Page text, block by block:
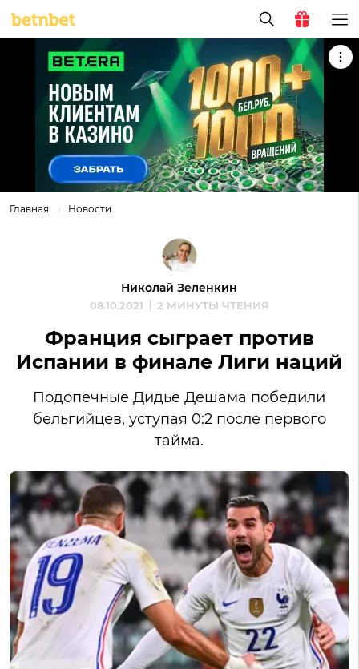
Главная Новости
Николай Зеленкин
08.10.2021 2 МИНУТЫ ЧТЕНИЯ
Франция сыграет против
Испании в финале Лиги наций
Подопечные Дидье Дешама победили
бельгийцев, уступая 0:2 после первого
тайма.